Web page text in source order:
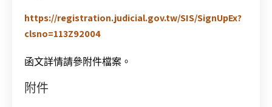
https://registration.judicial.gov.tw/SIS/SignUpEx?
clsno=113Z92004
函文詳情請參附件檔案。
附件